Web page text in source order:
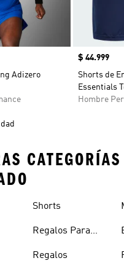
Adizero
Precio
$ 44.999
Shorts de
Essentials
Hombre
Shorts
Regalos Para
Regalos